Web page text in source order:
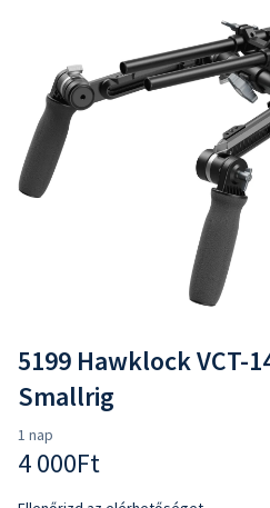
5199 Hawklock VCT-
Smallrig